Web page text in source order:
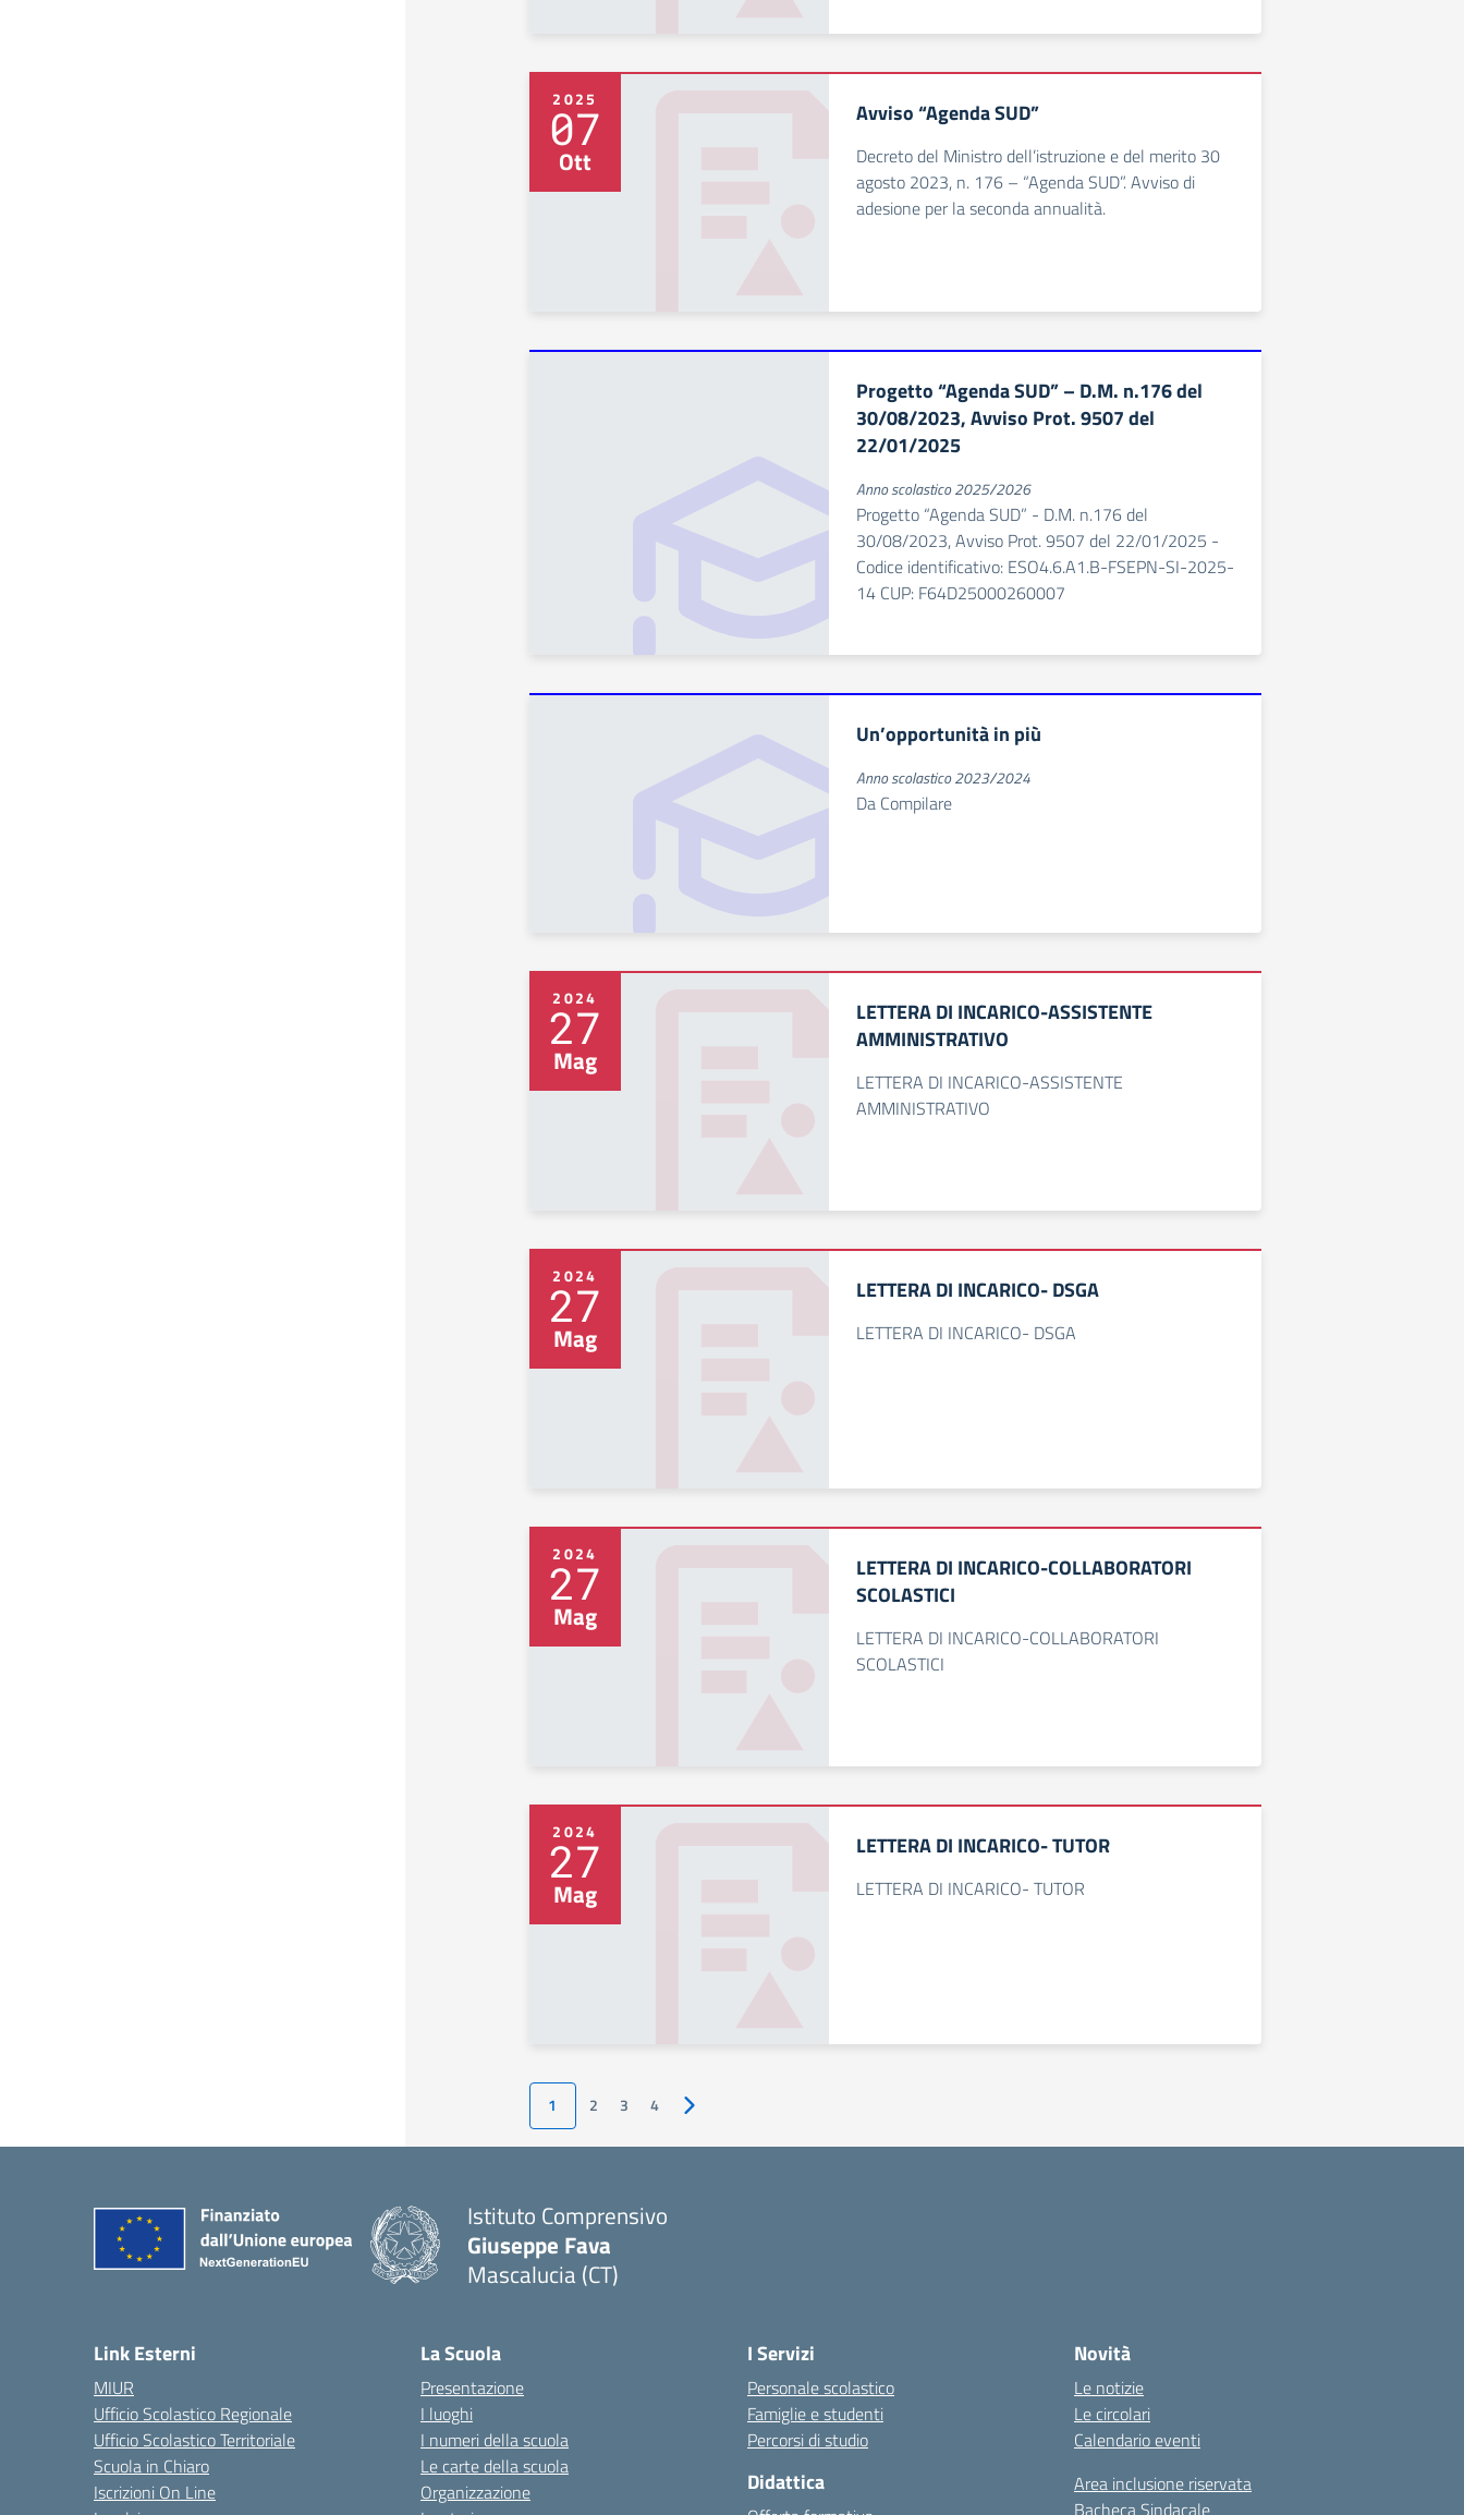
2025
07
Ott
Avviso “Agenda SUD”
Decreto del Ministro dell’istruzione e del merito 30
agosto 2023, n. 176 – “Agenda SUD”. Avviso di
adesione per la seconda annualità.
Progetto “Agenda SUD” – D.M. n.176 del
30/08/2023, Avviso Prot. 9507 del
22/01/2025
Anno scolastico 2025/2026
Progetto “Agenda SUD” - D.M. n.176 del
30/08/2023, Avviso Prot. 9507 del 22/01/2025 -
Codice identificativo: ESO4.6.A1.B-FSEPN-SI-2025-
14 CUP: F64D25000260007
Un’opportunità in più
Anno scolastico 2023/2024
Da Compilare
2024
27
Mag
LETTERA DI INCARICO-ASSISTENTE
AMMINISTRATIVO
LETTERA DI INCARICO-ASSISTENTE
AMMINISTRATIVO
2024
27
Mag
LETTERA DI INCARICO- DSGA
LETTERA DI INCARICO- DSGA
2024
27
Mag
LETTERA DI INCARICO-COLLABORATORI
SCOLASTICI
LETTERA DI INCARICO-COLLABORATORI
SCOLASTICI
2024
27
Mag
LETTERA DI INCARICO- TUTOR
LETTERA DI INCARICO- TUTOR
1 2 3 4 Pagina successiva
Istituto Comprensivo
Giuseppe Fava
Mascalucia (CT)
Link Esterni
MIUR
Ufficio Scolastico Regionale
Ufficio Scolastico Territoriale
Scuola in Chiaro
Iscrizioni On Line
La Scuola
Presentazione
I luoghi
I numeri della scuola
Le carte della scuola
Organizzazione
I Servizi
Personale scolastico
Famiglie e studenti
Percorsi di studio
Didattica
Novità
Le notizie
Le circolari
Calendario eventi
Area inclusione riservata
Bacheca Sindacale